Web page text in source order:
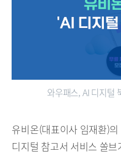
와우패스, AI 디지털
유비온(대표이사 임재환)
디지털 참고서 서비스 쏠브